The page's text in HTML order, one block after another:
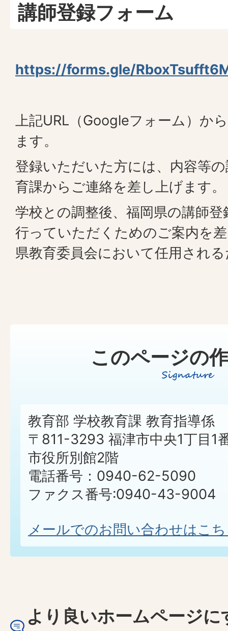
講師登録フォーム
https://forms.gle/
上記URL（Googleフォーム）か
ます。
登録いただいた方には、内容等
育課からご連絡を差し上げます。
学校との調整後、福岡県の講師
行っていただくためのご案内を
県教育委員会において任用され
このページの
教育部 学校教育課 教育指導係
〒811-3293 福津市中央1丁目1
市役所別館2階
電話番号：0940-62-5090
ファクス番号:0940-43-9004
メールでのお問い合わせはこ
より良いホームページ